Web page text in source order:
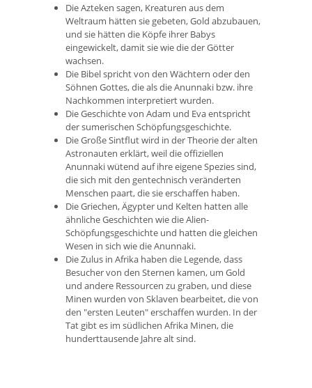
Die Azteken sagen, Kreaturen aus dem
Weltraum hätten sie gebeten, Gold abzubauen,
und sie hätten die Köpfe ihrer Babys
eingewickelt, damit sie wie die der Götter
wachsen.
Die Bibel spricht von den Wächtern oder den
Söhnen Gottes, die als die Anunnaki bzw. ihre
Nachkommen interpretiert wurden.
Die Geschichte von Adam und Eva entspricht
der sumerischen Schöpfungsgeschichte.
Die Große Sintflut wird in der Theorie der alten
Astronauten erklärt, weil die offiziellen
Anunnaki wütend auf ihre eigene Spezies sind,
die sich mit den gentechnisch veränderten
Menschen paart, die sie erschaffen haben.
Die Griechen, Ägypter und Kelten hatten alle
ähnliche Geschichten wie die Alien-
Schöpfungsgeschichte und hatten die gleichen
Wesen in sich wie die Anunnaki.
Die Zulus in Afrika haben die Legende, dass
Besucher von den Sternen kamen, um Gold
und andere Ressourcen zu graben, und diese
Minen wurden von Sklaven bearbeitet, die von
den "ersten Leuten" erschaffen wurden. In der
Tat gibt es im südlichen Afrika Minen, die
hunderttausende Jahre alt sind.